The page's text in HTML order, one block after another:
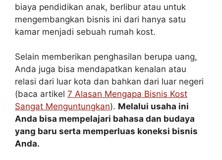
biaya pendidikan anak, berlibur atau untuk
mengembangkan bisnis ini dari hanya satu
kamar menjadi sebuah rumah kost.
Selain memberikan penghasilan berupa uang,
Anda juga bisa mendapatkan kenalan atau
relasi dari luar kota dan bahkan dari luar negeri
(baca artikel 7 Alasan Mengapa Bisnis Kost
Sangat Menguntungkan). Melalui usaha ini
Anda bisa mempelajari bahasa dan budaya
yang baru serta memperluas koneksi bisnis
Anda.